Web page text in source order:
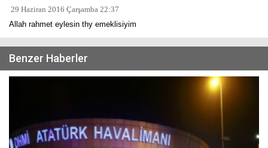
29 Haziran 2016 Çarşamba 22:37
Allah rahmet eylesin thy emeklisiyim
Benzer Haberler